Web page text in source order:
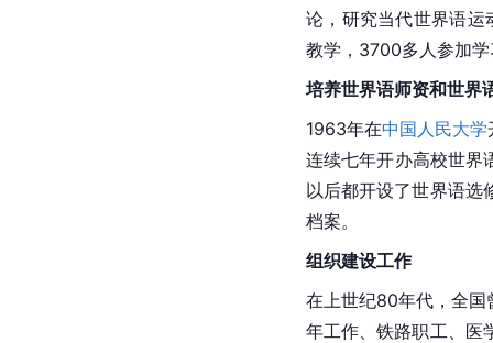
论，研究当代世界语
教学，3700多人参加
培养世界语师资和世界
1963年在中国人民大学
连续七年开办高校世界
以后都开设了世界语选
档案。
组织建设工作
在上世纪80年代，全国
年工作、铁路职工、医